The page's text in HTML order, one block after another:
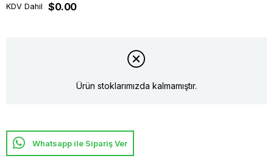
KDV Dahil $0.00
Ürün stoklarımızda kalmamıştır.
Whatsapp ile Sipariş Ver